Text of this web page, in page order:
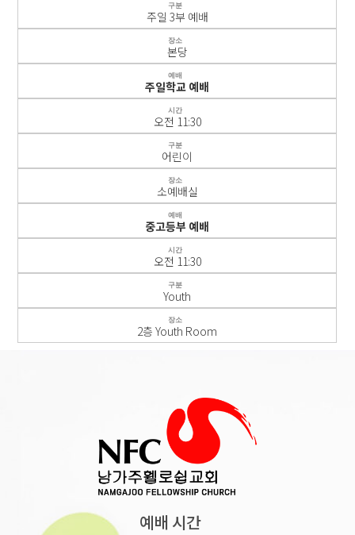
구분
주일 3부 예배
장소
본당
예배
주일학교 예배
시간
오전 11:30
구분
어린이
장소
소예배실
예배
중고등부 예배
시간
오전 11:30
구분
Youth
장소
2층 Youth Room
예배 시간